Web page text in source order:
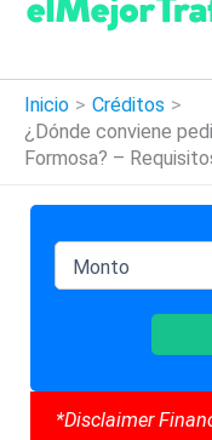
contenido
Inicio
Créditos
¿Dónde conviene
Formosa? –
*Disclaimer